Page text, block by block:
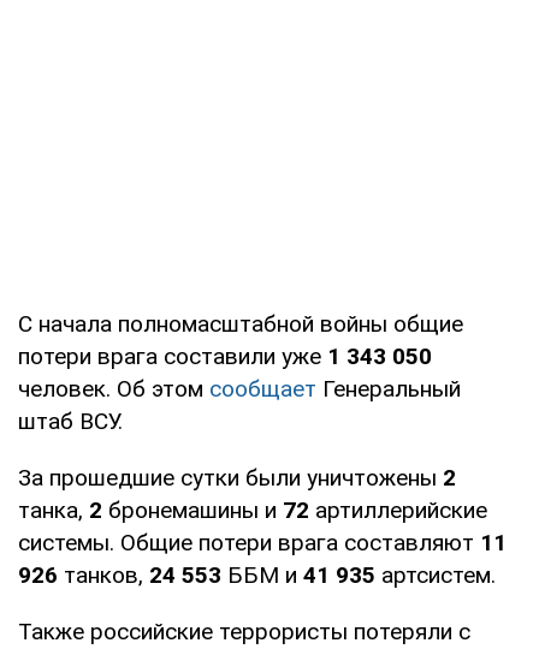
С начала полномасштабной войны общие
потери врага составили уже 1 343 050
человек. Об этом сообщает Генеральный
штаб ВСУ.
За прошедшие сутки были уничтожены 2
танка, 2 бронемашины и 72 артиллерийские
системы. Общие потери врага составляют 11
926 танков, 24 553 ББМ и 41 935 артсистем.
Также российские террористы потеряли с